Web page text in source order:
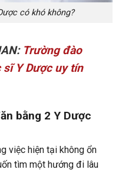
có khó không?
Trường đào
Y Dược uy tín
bằng 2 Y Dược
việc hiện tại không ổn
tìm một hướng đi lâu